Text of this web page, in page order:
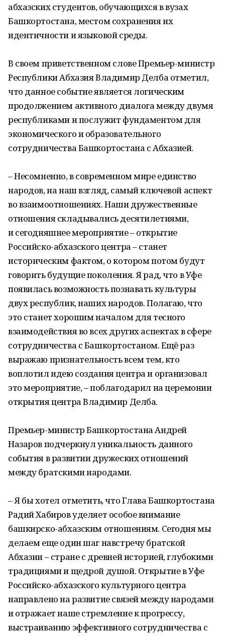
абхазских студентов, обучающихся в вузах
Башкортостана, местом сохранения их
идентичности и языковой среды.
В своем приветственном слове Премьер-министр
Республики Абхазия Владимир Делба отметил,
что данное событие является логическим
продолжением активного диалога между двумя
республиками и послужит фундаментом для
экономического и образовательного
сотрудничества Башкортостана с Абхазией.
– Несомненно, в современном мире единство
народов, на наш взгляд, самый ключевой аспект
во взаимоотношениях. Наши дружественные
отношения складывались десятилетиями,
и сегодняшнее мероприятие – открытие
Российско-абхазского центра – станет
историческим фактом, о котором потом будут
говорить будущие поколения. Я рад, что в Уфе
появилась возможность познавать культуры
двух республик, наших народов. Полагаю, что
это станет хорошим началом для тесного
взаимодействия во всех других аспектах в сфере
сотрудничества с Башкортостаном. Ещё раз
выражаю признательность всем тем, кто
воплотил идею создания центра и организовал
это мероприятие, – поблагодарил на церемонии
открытия центра Владимир Делба.
Премьер-министр Башкортостана Андрей
Назаров подчеркнул уникальность данного
события в развитии дружеских отношений
между братскими народами.
– Я бы хотел отметить, что Глава Башкортостана
Радий Хабиров уделяет особое внимание
башкирско-абхазским отношениям. Сегодня мы
делаем еще один шаг навстречу братской
Абхазии – стране с древней историей, глубокими
традициями и щедрой душой. Открытие в Уфе
Российско-абхазского культурного центра
направлено на развитие связей между народами
и отражает наше стремление к прогрессу,
выстраиванию эффективного сотрудничества с